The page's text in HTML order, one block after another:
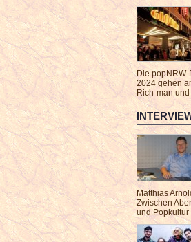
Die
2024 gehen
Rich-man
Matthias
Zwischen
und Popkultur